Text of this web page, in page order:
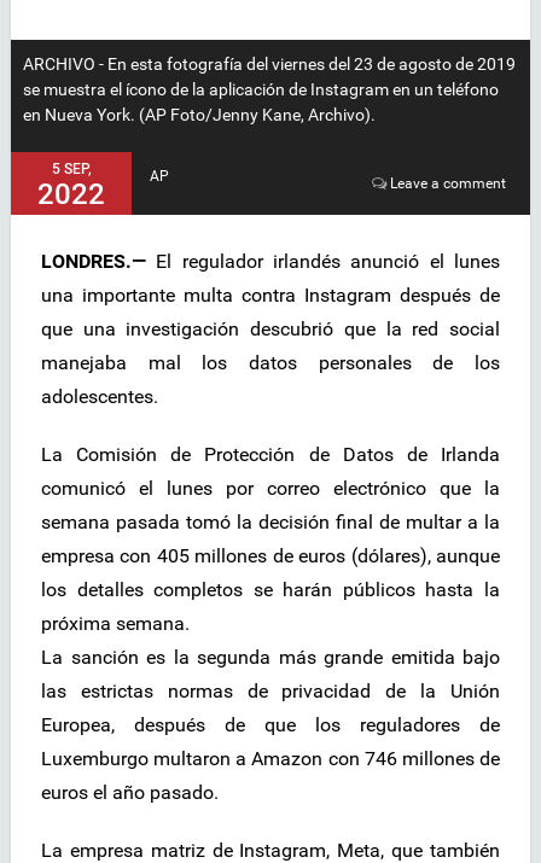
ARCHIVO - En esta fotografía del viernes del 23 de agosto de 2019
se muestra el ícono de la aplicación de Instagram en un teléfono
en Nueva York. (AP Foto/Jenny Kane, Archivo).
5 SEP,
2022
AP Leave a comment
LONDRES.— El regulador irlandés anunció el lunes
una importante multa contra Instagram después de
que una investigación descubrió que la red social
manejaba mal los datos personales de los
adolescentes.
La Comisión de Protección de Datos de Irlanda
comunicó el lunes por correo electrónico que la
semana pasada tomó la decisión final de multar a la
empresa con 405 millones de euros (dólares), aunque
los detalles completos se harán públicos hasta la
próxima semana.
La sanción es la segunda más grande emitida bajo
las estrictas normas de privacidad de la Unión
Europea, después de que los reguladores de
Luxemburgo multaron a Amazon con 746 millones de
euros el año pasado.
La empresa matriz de Instagram, Meta, que también